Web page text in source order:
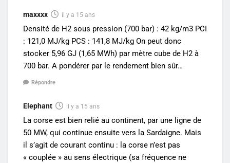
maxxxx il y a 15 ans
Densité de H2 sous pression (700 bar) : 42 kg/m3 PCI
: 121,0 MJ/kg PCS : 141,8 MJ/kg On peut donc
stocker 5,96 GJ (1,65 MWh) par mètre cube de H2 à
700 bar. A pondérer par le rendement bien sûr…
Répondre
Elephant il y a 15 ans
La corse est bien relié au continent, par une ligne de
50 MW, qui continue ensuite vers la Sardaigne. Mais
il s’agit de courant continu : la corse n’est pas
« couplée » au sens électrique (sa fréquence ne